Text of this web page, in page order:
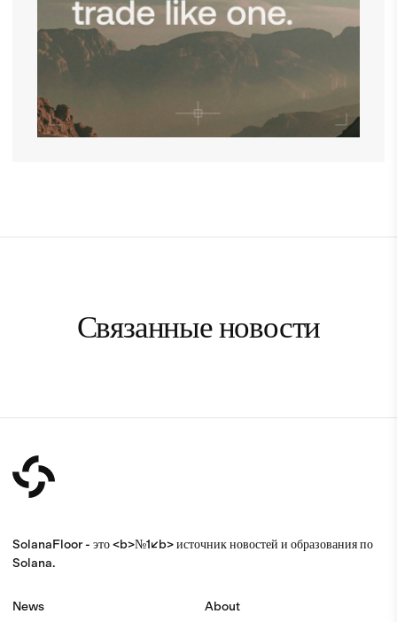
Связанные новости
SolanaFloor - это <b>№1</b> источник новостей и образования по
Solana.
News About